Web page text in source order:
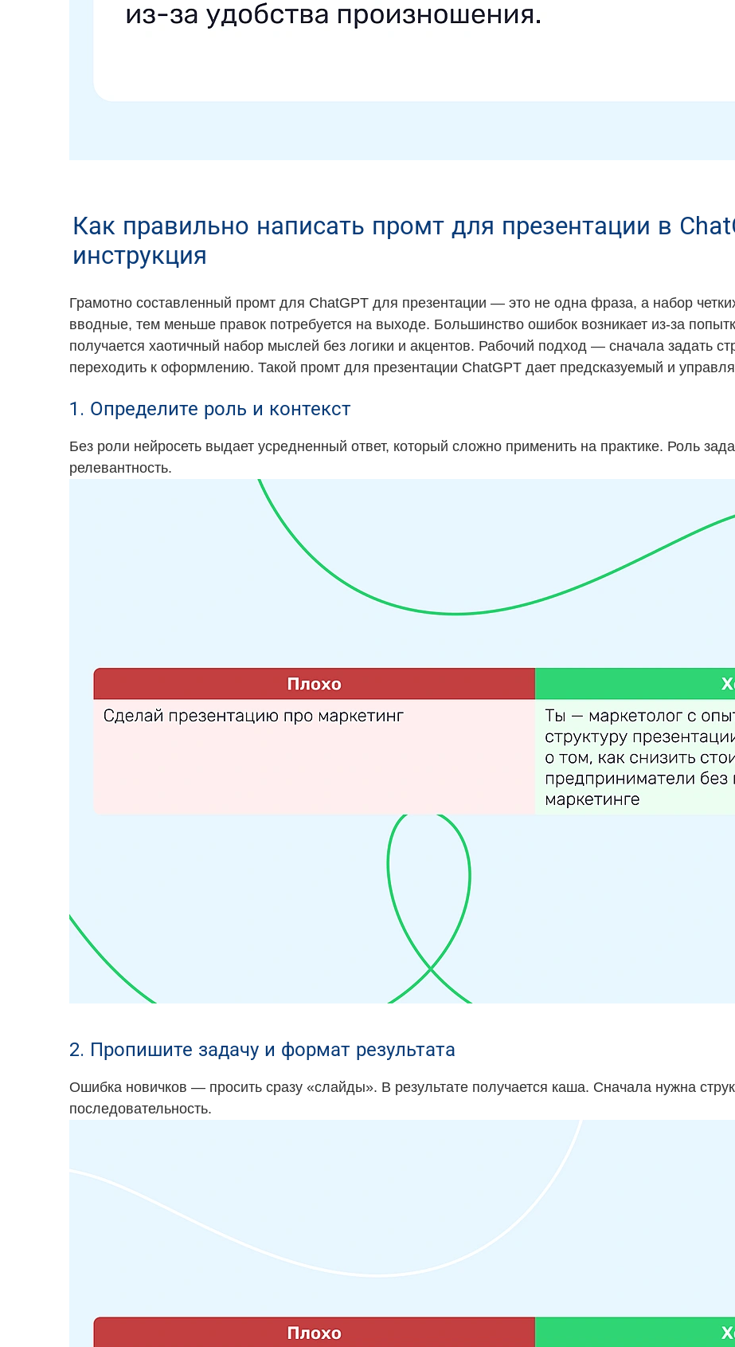
Как правильно написать промт для презентации в
инструкция
Грамотно составленный промт для ChatGPT для презентации — это не одна фраза, а набор
вводные, тем меньше правок потребуется на выходе. Большинство ошибок возникает из-за
получается хаотичный набор мыслей без логики и акцентов. Рабочий подход — сначала задать
переходить к оформлению. Такой промт для презентации ChatGPT дает предсказуемый и
1. Определите роль и контекст
Без роли нейросеть выдает усредненный ответ, который сложно применить на практике. Роль
релевантность.
2. Пропишите задачу и формат результата
Ошибка новичков — просить сразу «слайды». В результате получается каша. Сначала нужна
последовательность.